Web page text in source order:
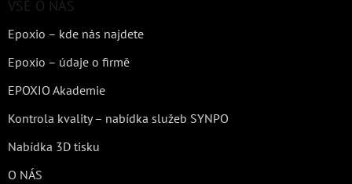
VŠE O NÁS
Epoxio – kde nás najdete
Epoxio – údaje o firmě
EPOXIO Akademie
Kontrola kvality – nabídka služeb SYNPO
Nabídka 3D tisku
O NÁS